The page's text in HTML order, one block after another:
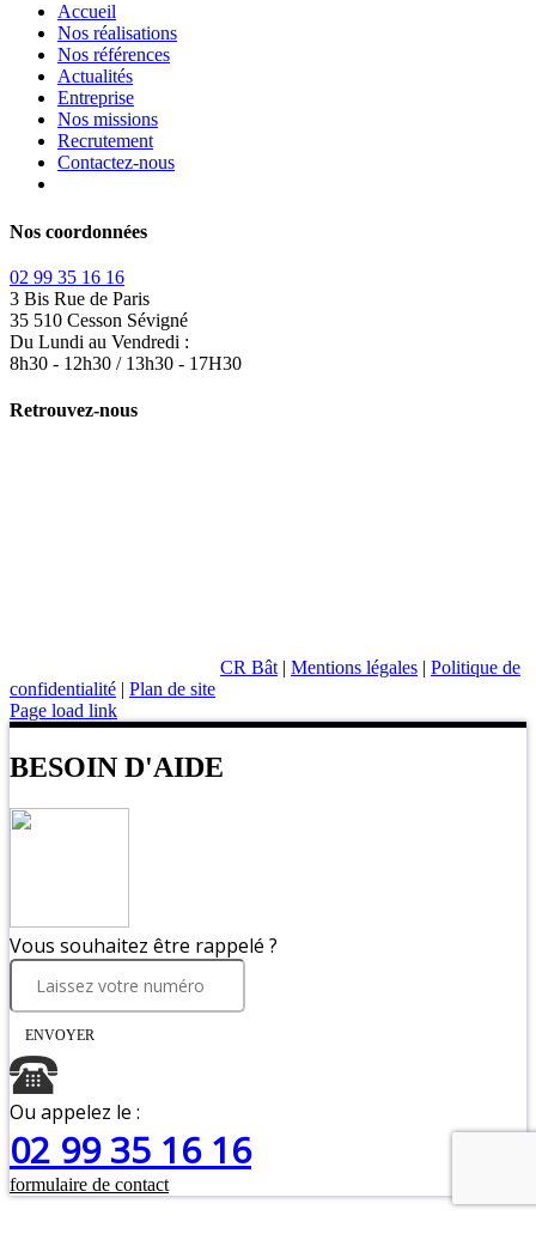
Accueil
Nos réalisations
Nos références
Actualités
Entreprise
Nos missions
Recrutement
Contactez-nous
Nos coordonnées
02 99 35 16 16
3 Bis Rue de Paris
35 510 Cesson Sévigné
Du Lundi au Vendredi :
8h30 - 12h30 / 13h30 - 17H30
Retrouvez-nous
CR Bât | Mentions légales | Politique de
confidentialité | Plan de site
Page load link
BESOIN D'AIDE
Vous souhaitez être rappelé ?
ENVOYER
Ou appelez le :
02 99 35 16 16
formulaire de contact